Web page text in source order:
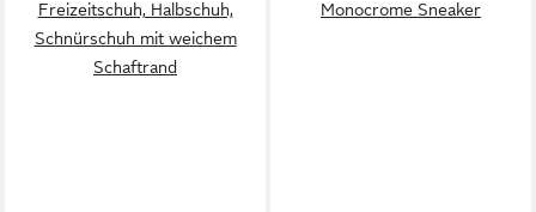
Freizeitschuh, Halbschuh,
Schnürschuh mit weichem
Schaftrand
Monocrome Sneaker